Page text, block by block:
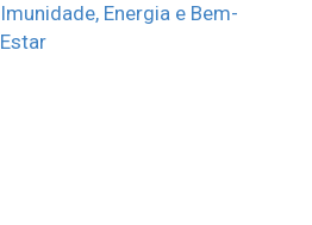
Imunidade, Energia e Bem-
Estar